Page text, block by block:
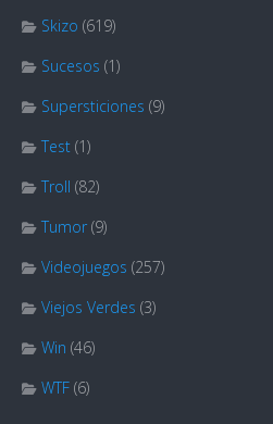
Skizo (619)
Sucesos (1)
Supersticiones (9)
Test (1)
Troll (82)
Tumor (9)
Videojuegos (257)
Viejos Verdes (3)
Win (46)
WTF (6)